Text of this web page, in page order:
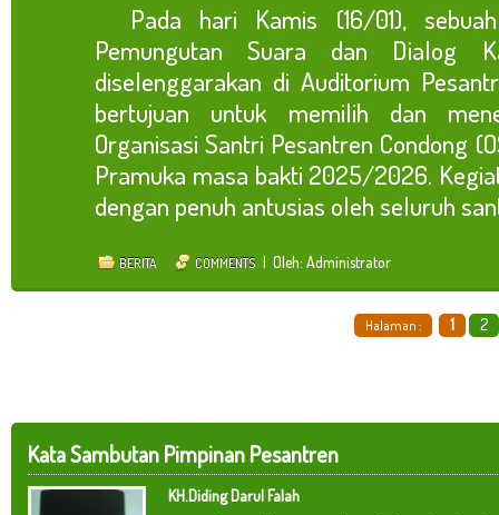
Pada hari Kamis (16/01),
Pemungutan Suara dan Dialog
diselenggarakan di Auditorium
bertujuan untuk memilih dan
Organisasi Santri Pesantren Condong
Pramuka masa bakti 2025/2026.
dengan penuh antusias oleh seluruh
BERITA COMMENTS | Oleh: Administrator
Halaman : 1 2
Kata Sambutan Pimpinan Pesantren
KH.Diding Darul Falah